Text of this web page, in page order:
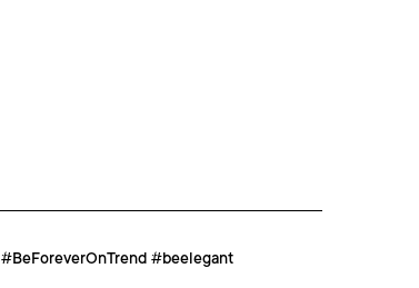
#BeForeverOnTrend #beelegant